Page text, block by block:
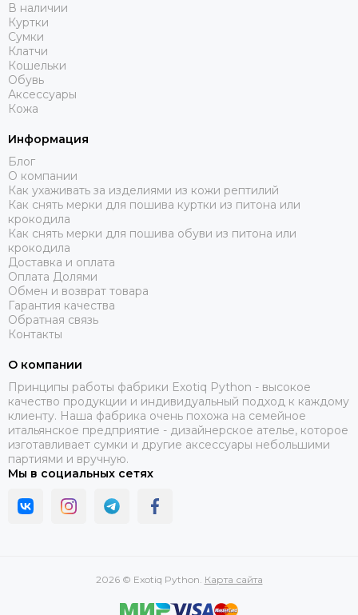
В наличии
Куртки
Сумки
Клатчи
Кошельки
Обувь
Аксессуары
Кожа
Информация
Блог
О компании
Как ухаживать за изделиями из кожи рептилий
Как снять мерки для пошива куртки из питона или
крокодила
Как снять мерки для пошива обуви из питона или
крокодила
Доставка и оплата
Оплата Долями
Обмен и возврат товара
Гарантия качества
Обратная связь
Контакты
О компании
Принципы работы фабрики Exotiq Python - высокое
качество продукции и индивидуальный подход к каждому
клиенту. Наша фабрика очень похожа на семейное
итальянское предприятие - дизайнерское ателье, которое
изготавливает сумки и другие аксессуары небольшими
партиями и вручную.
Мы в социальных сетях
2026 © Exotiq Python. Карта сайта